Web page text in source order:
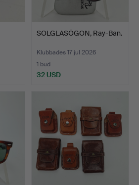
SOLGLASÖGON, Ray-Ban.
Klubbades 17 jul 2026
1 bud
32 USD